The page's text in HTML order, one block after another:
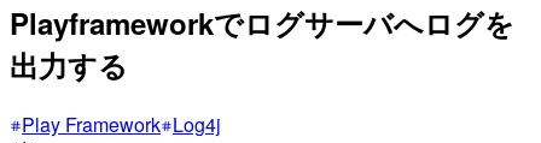
Playframeworkでログサーバへログを
出力する
Play Framework Log4j